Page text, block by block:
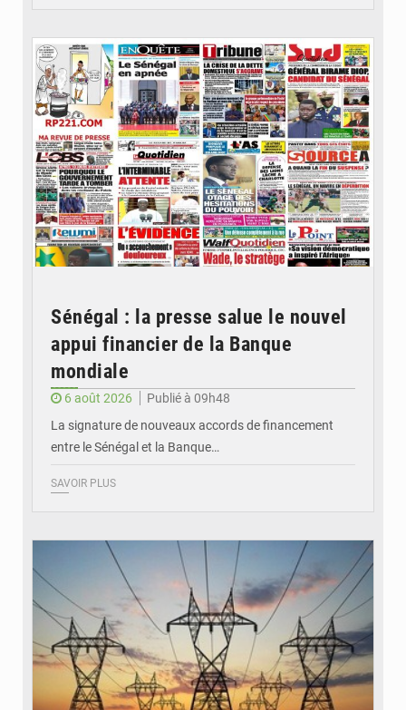
Sénégal : la presse salue le nouvel
appui financier de la Banque
mondiale
6 août 2026
Publié à 09h48
La signature de nouveaux accords de financement
entre le Sénégal et la Banque…
SAVOIR PLUS